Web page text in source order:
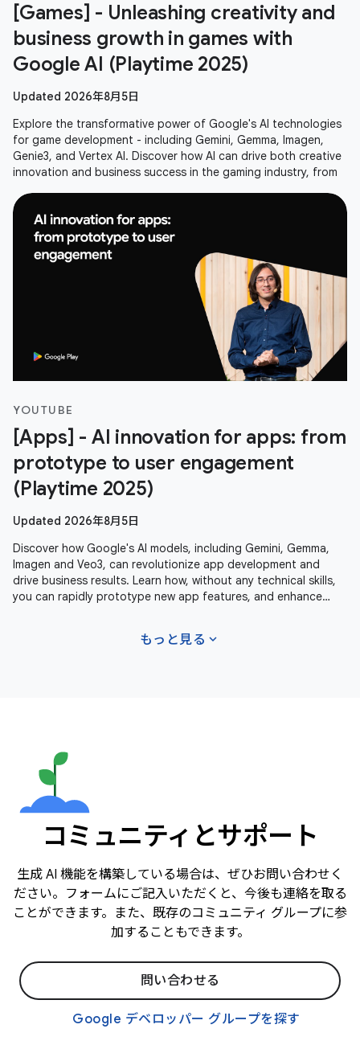
[Games] - Unleashing creativity and
business growth in games with
Google AI (Playtime 2025)
Updated 2026年8月5日
Explore the transformative power of Google's AI technologies
for game development - including Gemini, Gemma, Imagen,
Genie3, and Vertex AI. Discover how AI can drive both creative
innovation and business success in the gaming industry, from
YOUTUBE
[Apps] - AI innovation for apps: from
prototype to user engagement
(Playtime 2025)
Updated 2026年8月5日
Discover how Google's AI models, including Gemini, Gemma,
Imagen and Veo3, can revolutionize app development and
drive business results. Learn how, without any technical skills,
you can rapidly prototype new app features, and enhance
もっと見る expand_more
コミュニティとサポート
生成 AI 機能を構築している場合は、ぜひお問い合わせく
ださい。フォームにご記入いただくと、今後も連絡を取る
ことができます。また、既存のコミュニティ グループに参
加することもできます。
問い合わせる
Google デベロッパー グループを探す